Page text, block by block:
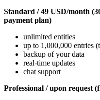
Standard / 49 USD/month
payment plan)
unlimited entities
up to 1,000,000 entries
backup of your data
real-time updates
chat support
Professional / upon request